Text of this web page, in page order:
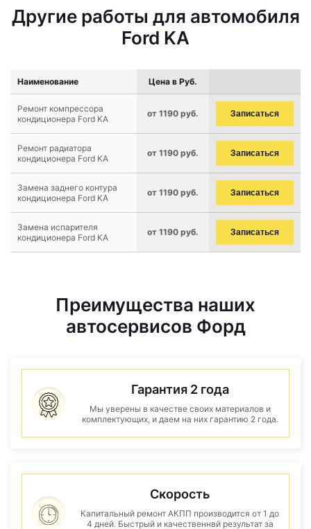
Другие работы для автомобиля
Ford KA
Наименование Цена в Руб.
Ремонт компрессора
кондиционера Ford KA
от 1190 руб. Записаться
Ремонт радиатора
кондиционера Ford KA
от 1190 руб. Записаться
Замена заднего контура
кондиционера Ford KA
от 1190 руб. Записаться
Замена испарителя
кондиционера Ford KA
от 1190 руб. Записаться
Преимущества наших
автосервисов Форд
Гарантия 2 года
Мы уверены в качестве своих материалов и
комплектующих, и даем на них гарантию 2 года.
Скорость
Капитальный ремонт АКПП производится от 1 до
4 дней. Быстрый и качественнвй результат за